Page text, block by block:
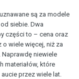
są za modele
siebie. Dwa
części to – cena oraz
wiele więcej, niż za
niewiele
materiałów, które
przez wiele lat.